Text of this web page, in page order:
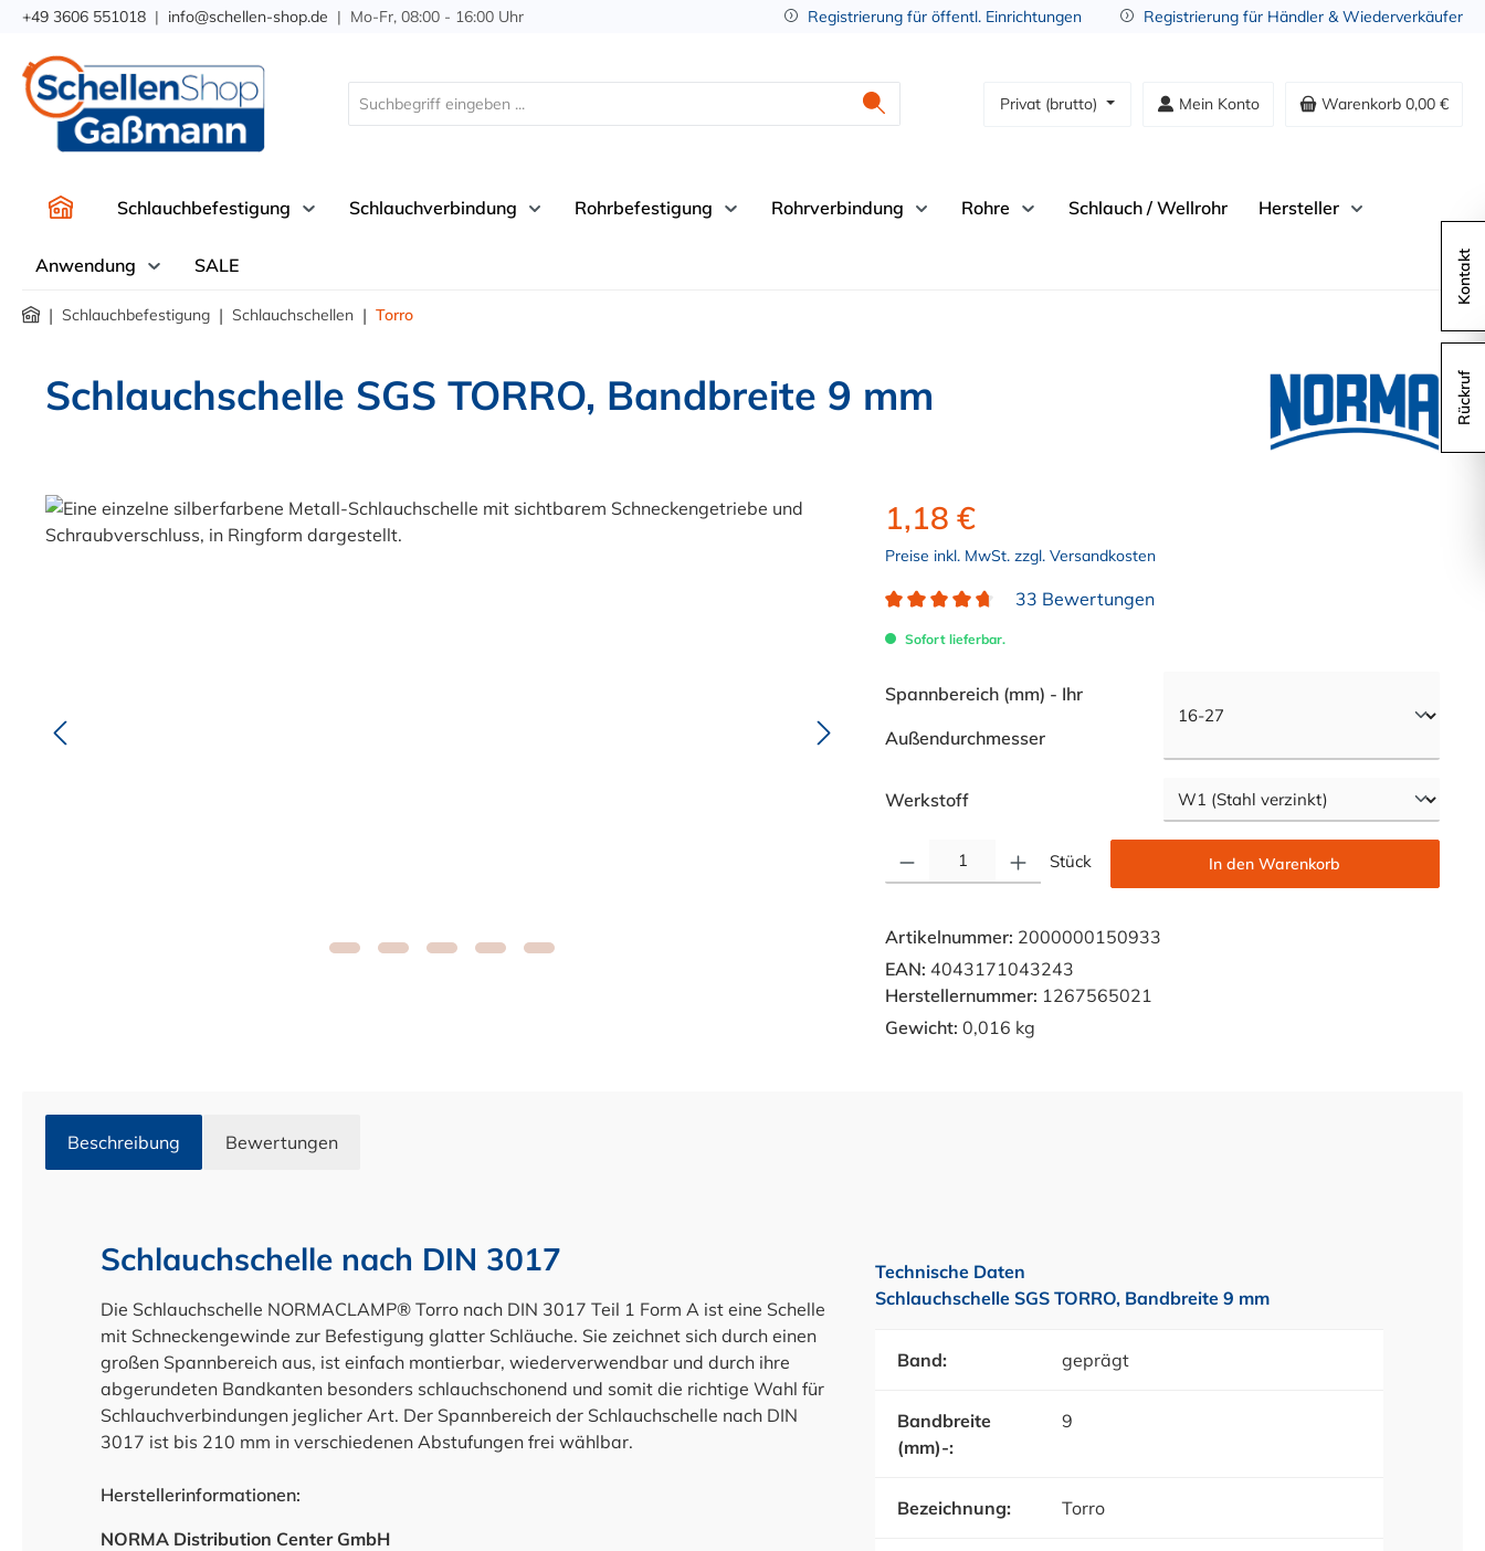
Zur Hauptnavigation springen
+49 3606 551018 | info@schellen-shop.de | Mo-Fr, 08:00 - 16:00 Uhr Registrierung für öffentl. Einrichtungen Registrierung für Händler & Wiederverkäufer
Privat (brutto) Mein Konto Warenkorb 0,00 €
Schlauchbefestigung Schlauchverbindung Rohrbefestigung Rohrverbindung Rohre Schlauch / Wellrohr Hersteller
Anwendung SALE
| Schlauchbefestigung | Schlauchschellen | Torro
Schlauchschelle SGS TORRO, Bandbreite 9 mm
Bildergalerie überspringen 1,18 €
Preise inkl. MwSt. zzgl. Versandkosten
33 Bewertungen
Sofort lieferbar.
Spannbereich (mm) - Ihr
Außendurchmesserauswählen
Werkstoffauswählen
Stück In den Warenkorb
Artikelnummer: 2000000150933
EAN: 4043171043243
Herstellernummer: 1267565021
Gewicht: 0,016 kg
Beschreibung Bewertungen
Schlauchschelle nach DIN 3017
Die Schlauchschelle NORMACLAMP® Torro nach DIN 3017 Teil 1 Form A ist eine Schelle
mit Schneckengewinde zur Befestigung glatter Schläuche. Sie zeichnet sich durch einen
großen Spannbereich aus, ist einfach montierbar, wiederverwendbar und durch ihre
abgerundeten Bandkanten besonders schlauchschonend und somit die richtige Wahl für
Schlauchverbindungen jeglicher Art. Der Spannbereich der Schlauchschelle nach DIN
3017 ist bis 210 mm in verschiedenen Abstufungen frei wählbar.
Herstellerinformationen:
NORMA Distribution Center GmbH
Technische Daten
Schlauchschelle SGS TORRO, Bandbreite 9 mm
Band: geprägt
Bandbreite
(mm)-:
9
Bezeichnung: Torro
Kontakt
Rückruf